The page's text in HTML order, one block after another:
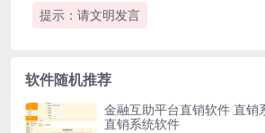
提示：请文明发言
软件随机推荐
金融互助平台直销软件 直销
直销系统软件